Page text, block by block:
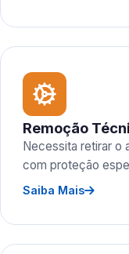
Remoção
Necessita retirar o
com proteção
Saiba Mais